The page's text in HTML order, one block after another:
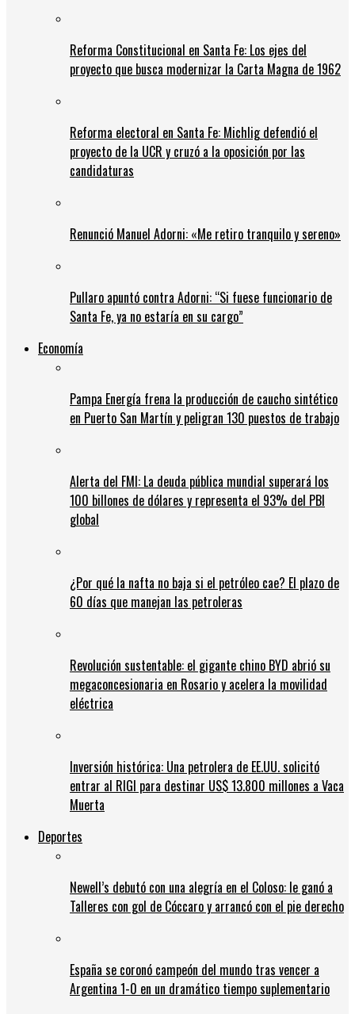
Reforma Constitucional en Santa Fe: Los ejes del
proyecto que busca modernizar la Carta Magna de 1962
Reforma electoral en Santa Fe: Michlig defendió el
proyecto de la UCR y cruzó a la oposición por las
candidaturas
Renunció Manuel Adorni: «Me retiro tranquilo y sereno»
Pullaro apuntó contra Adorni: “Si fuese funcionario de
Santa Fe, ya no estaría en su cargo”
Economía
Pampa Energía frena la producción de caucho sintético
en Puerto San Martín y peligran 130 puestos de trabajo
Alerta del FMI: La deuda pública mundial superará los
100 billones de dólares y representa el 93% del PBI
global
¿Por qué la nafta no baja si el petróleo cae? El plazo de
60 días que manejan las petroleras
Revolución sustentable: el gigante chino BYD abrió su
megaconcesionaria en Rosario y acelera la movilidad
eléctrica
Inversión histórica: Una petrolera de EE.UU. solicitó
entrar al RIGI para destinar US$ 13.800 millones a Vaca
Muerta
Deportes
Newell’s debutó con una alegría en el Coloso: le ganó a
Talleres con gol de Cóccaro y arrancó con el pie derecho
España se coronó campeón del mundo tras vencer a
Argentina 1-0 en un dramático tiempo suplementario